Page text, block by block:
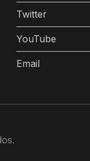
Twitter
YouTube
Email